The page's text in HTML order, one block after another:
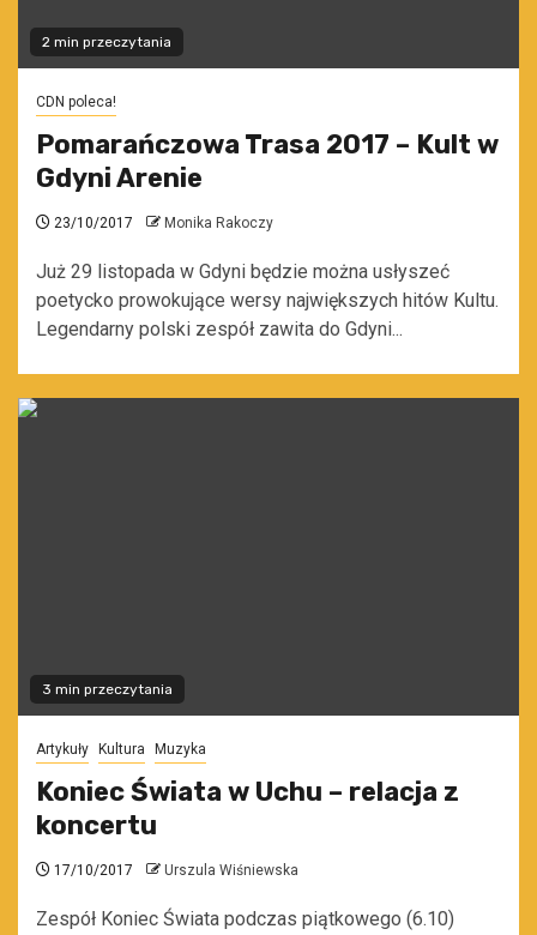
2 min przeczytania
CDN poleca!
Pomarańczowa Trasa 2017 – Kult w
Gdyni Arenie
23/10/2017 Monika Rakoczy
Już 29 listopada w Gdyni będzie można usłyszeć
poetycko prowokujące wersy największych hitów Kultu.
Legendarny polski zespół zawita do Gdyni...
3 min przeczytania
Artykuły Kultura Muzyka
Koniec Świata w Uchu – relacja z
koncertu
17/10/2017 Urszula Wiśniewska
Zespół Koniec Świata podczas piątkowego (6.10)